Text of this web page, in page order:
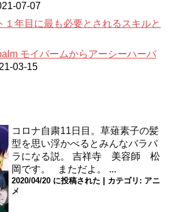
07-07
１年目に最も必要とされるスキルと
モイバームからアーシーハーバ
03-15
コロナ自粛11日目。草薙素子の髪
型を思い浮かべるとみんなバラバ
ラになる説。
吉祥寺 美容師 松
岡です。 まただよ。 ...
2020/04/20 に投稿された カテゴリ: アニ
メ